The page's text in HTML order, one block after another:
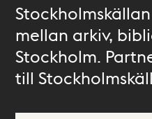
mellan arkiv,
Stockholm.
till